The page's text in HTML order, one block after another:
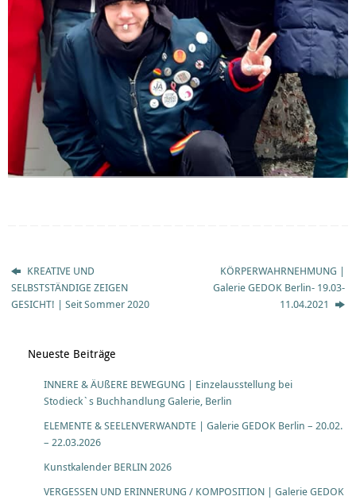
KREATIVE UND
SELBSTSTÄNDIGE ZEIGEN
GESICHT! | Seit Sommer 2020
KÖRPERWAHRNEHMUNG |
Galerie GEDOK Berlin- 19.03-
11.04.2021
Neueste Beiträge
INNERE & ÄUßERE BEWEGUNG | Einzelausstellung bei
Stodieck`s Buchhandlung Galerie, Berlin
ELEMENTE & SEELENVERWANDTE | Galerie GEDOK Berlin – 20.02.
– 22.03.2026
Kunstkalender BERLIN 2026
VERGESSEN UND ERINNERUNG / KOMPOSITION | Galerie GEDOK